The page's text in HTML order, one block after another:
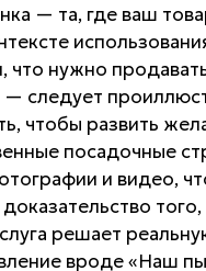
— та, где ваш
что нужно
— следует
чтобы развить
посадочные
и видео,
решает
вроде «Наш